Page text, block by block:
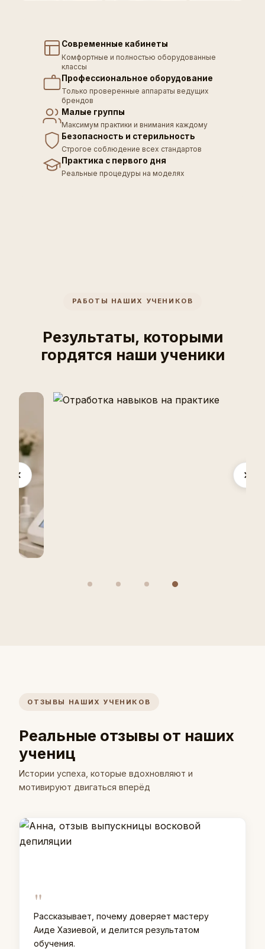
Современные кабинеты
Комфортные и полностью оборудованные
классы
Профессиональное оборудование
Только проверенные аппараты ведущих
брендов
Малые группы
Максимум практики и внимания каждому
Безопасность и стерильность
Строгое соблюдение всех стандартов
Практика с первого дня
Реальные процедуры на моделях
РАБОТЫ НАШИХ УЧЕНИКОВ
Результаты, которыми
гордятся наши ученики
ОТЗЫВЫ НАШИХ УЧЕНИКОВ
Реальные отзывы от наших
учениц
Истории успеха, которые вдохновляют и
мотивируют двигаться вперёд
"
Рассказывает, почему доверяет мастеру
Аиде Хазиевой, и делится результатом
обучения.